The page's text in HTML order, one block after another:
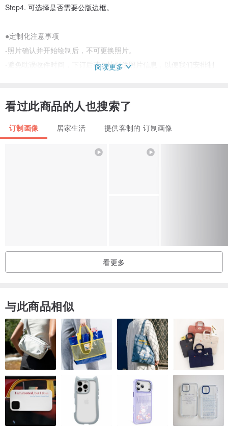
Step4. 可选择是否需要公版边框。
●定制化注意事项
-照片确认并开始绘制后，不可更换照片。
-避免耽误收件时间，下订后请尽快提供照片信息，以便我们安排制
-字数建议 20 字内，字数越多，字体越小。
-单一公版字体，如照片示意图。
●商品规格
2.原木灯座
-榉木
-暖黄光
-直径约 8.5CM 厚 2.7CM
3.USB 电源
-单切开关
-无附充电头
-线长约 1.5 米
阅读更多
看过此商品的人也搜索了
订制画像 居家生活 提供客制的 订制画像
看更多
与此商品相似